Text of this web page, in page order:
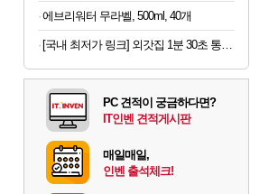
에브리워터 무라벨, 500ml, 40개
[국내 최저가 링크] 외갓집 1분 30초 통등심 돈까스, 650g, 1팩
PC 견적이 궁금하다면?
IT인벤 견적게시판
매일매일,
인벤 출석체크!